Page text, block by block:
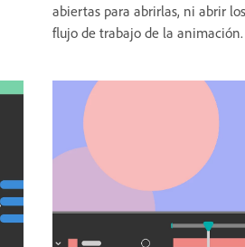
abiertas para abrirlas, ni abrir
flujo de trabajo de la animación.